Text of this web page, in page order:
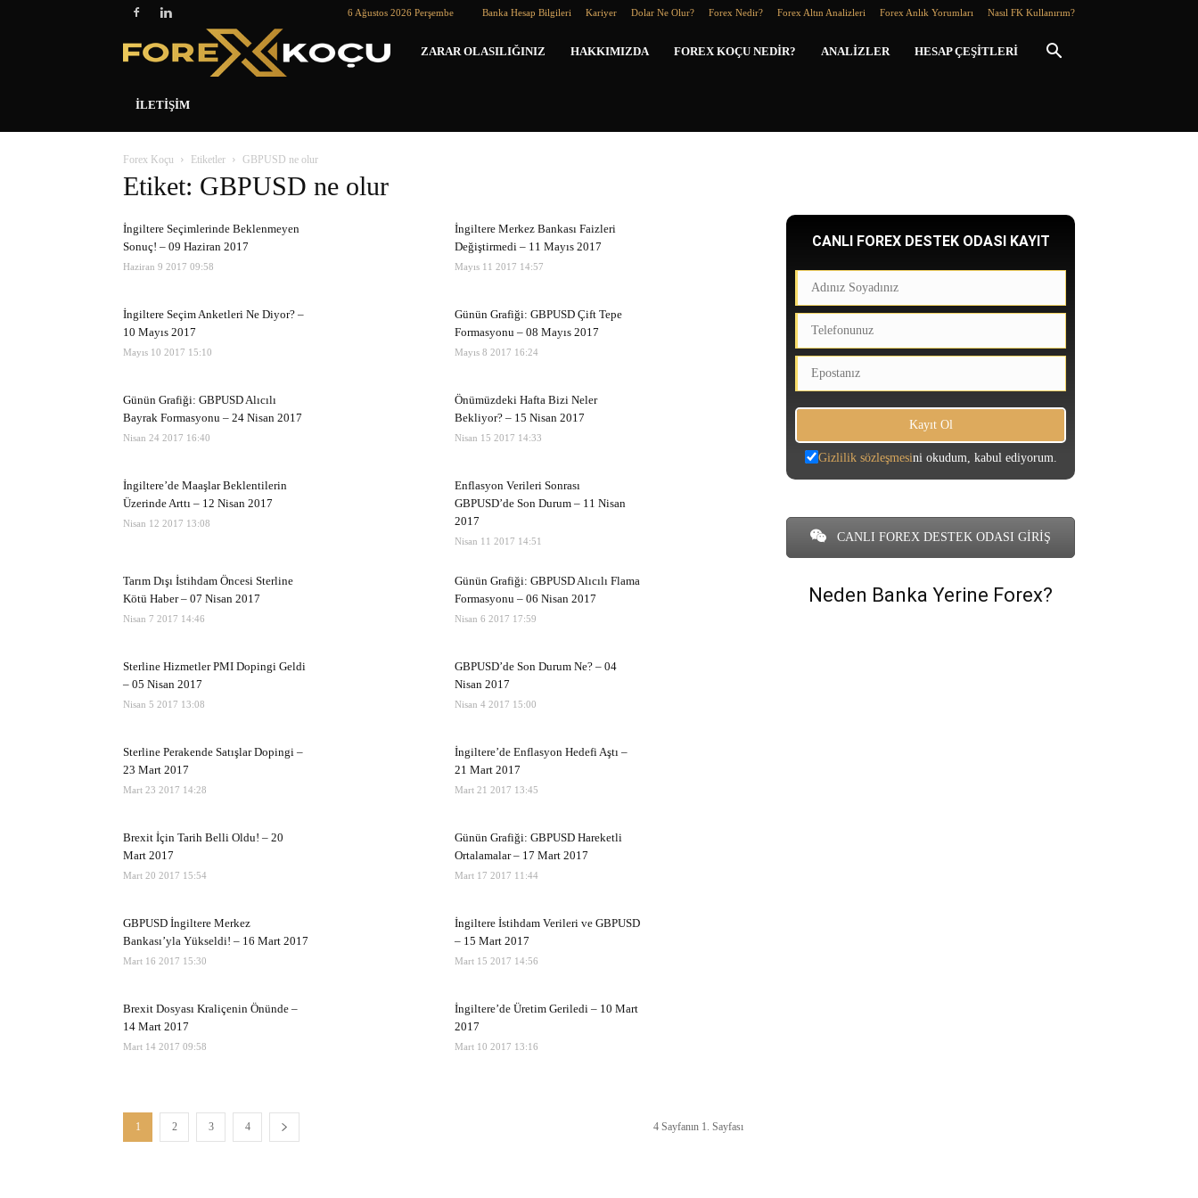
6 Ağustos 2026 Perşembe Banka Hesap Bilgileri Kariyer Dolar Ne Olur? Forex Nedir? Forex Altın Analizleri Forex Anlık Yorumları Nasıl FK Kullanırım?
Forex
ZARAR OLASILIĞINIZ HAKKIMIZDA FOREX KOÇU NEDIR? ANALIZLER HESAP ÇEŞITLERI
İLETIŞIM
Forex Koçu Etiketler GBPUSD ne olur
Etiket: GBPUSD ne olur
İngiltere Seçimlerinde Beklenmeyen
Sonuç! – 09 Haziran 2017
Haziran 9 2017 09:58
İngiltere Merkez Bankası Faizleri
Değiştirmedi – 11 Mayıs 2017
Mayıs 11 2017 14:57
İngiltere Seçim Anketleri Ne Diyor? –
10 Mayıs 2017
Mayıs 10 2017 15:10
Günün Grafiği: GBPUSD Çift Tepe
Formasyonu – 08 Mayıs 2017
Mayıs 8 2017 16:24
Günün Grafiği: GBPUSD Alıcılı
Bayrak Formasyonu – 24 Nisan 2017
Nisan 24 2017 16:40
Önümüzdeki Hafta Bizi Neler
Bekliyor? – 15 Nisan 2017
Nisan 15 2017 14:33
İngiltere’de Maaşlar Beklentilerin
Üzerinde Arttı – 12 Nisan 2017
Nisan 12 2017 13:08
Enflasyon Verileri Sonrası
GBPUSD’de Son Durum – 11 Nisan
2017
Nisan 11 2017 14:51
Tarım Dışı İstihdam Öncesi Sterline
Kötü Haber – 07 Nisan 2017
Nisan 7 2017 14:46
Günün Grafiği: GBPUSD Alıcılı Flama
Formasyonu – 06 Nisan 2017
Nisan 6 2017 17:59
Sterline Hizmetler PMI Dopingi Geldi
– 05 Nisan 2017
Nisan 5 2017 13:08
GBPUSD’de Son Durum Ne? – 04
Nisan 2017
Nisan 4 2017 15:00
Sterline Perakende Satışlar Dopingi –
23 Mart 2017
Mart 23 2017 14:28
İngiltere’de Enflasyon Hedefi Aştı –
21 Mart 2017
Mart 21 2017 13:45
Brexit İçin Tarih Belli Oldu! – 20
Mart 2017
Mart 20 2017 15:54
Günün Grafiği: GBPUSD Hareketli
Ortalamalar – 17 Mart 2017
Mart 17 2017 11:44
GBPUSD İngiltere Merkez
Bankası’yla Yükseldi! – 16 Mart 2017
Mart 16 2017 15:30
İngiltere İstihdam Verileri ve GBPUSD
– 15 Mart 2017
Mart 15 2017 14:56
Brexit Dosyası Kraliçenin Önünde –
14 Mart 2017
Mart 14 2017 09:58
İngiltere’de Üretim Geriledi – 10 Mart
2017
Mart 10 2017 13:16
1 2 3 4 4 Sayfanın 1. Sayfası
CANLI FOREX DESTEK ODASI KAYIT
Gizlilik sözleşmesini okudum, kabul ediyorum.
CANLI FOREX DESTEK ODASI GİRİŞ
Neden Banka Yerine Forex?